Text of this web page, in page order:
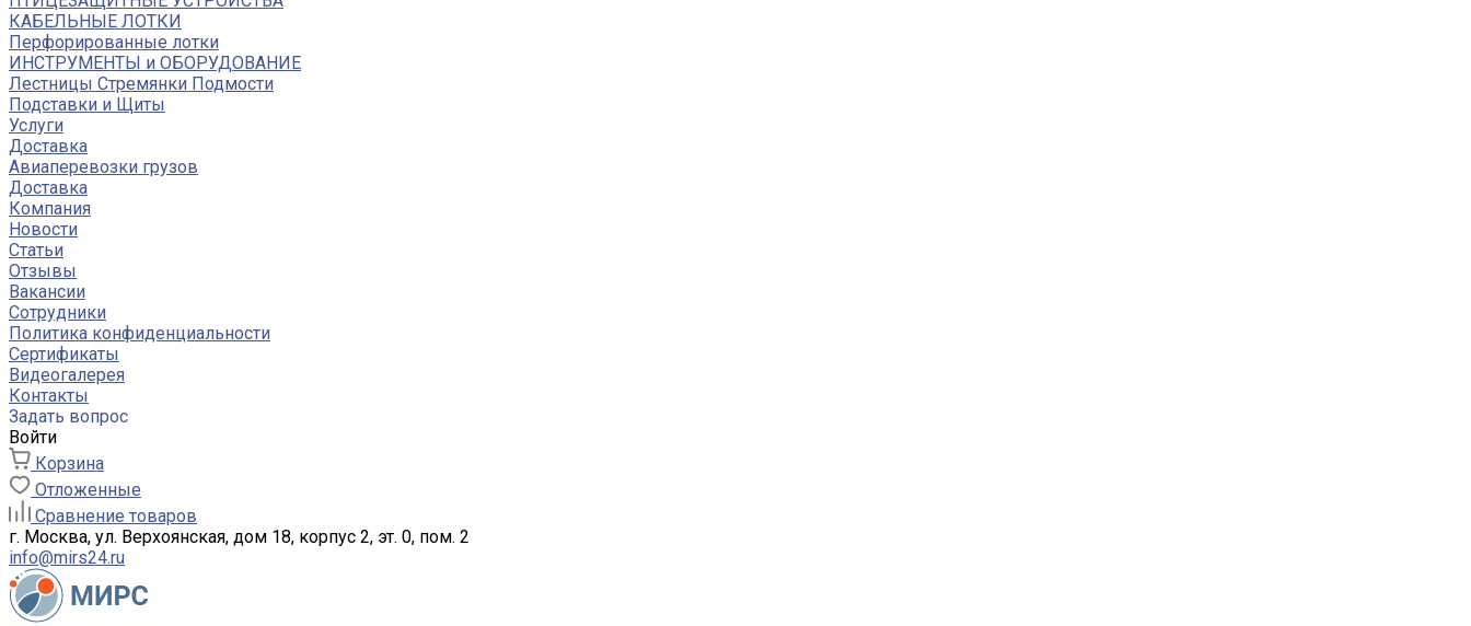
КАБЕЛЬНЫЕ ЛОТКИ
Перфорированные лотки
ИНСТРУМЕНТЫ и ОБОРУДОВАНИЕ
Лестницы Стремянки Подмости
Подставки и Щиты
Услуги
Доставка
Авиаперевозки грузов
Доставка
Компания
Новости
Статьи
Отзывы
Вакансии
Сотрудники
Политика конфиденциальности
Сертификаты
Видеогалерея
Контакты
Задать вопрос
Войти
Корзина
Отложенные
Сравнение товаров
г. Москва, ул. Верхоянская, дом 18, корпус 2, эт. 0, пом. 2
info@mirs24.ru